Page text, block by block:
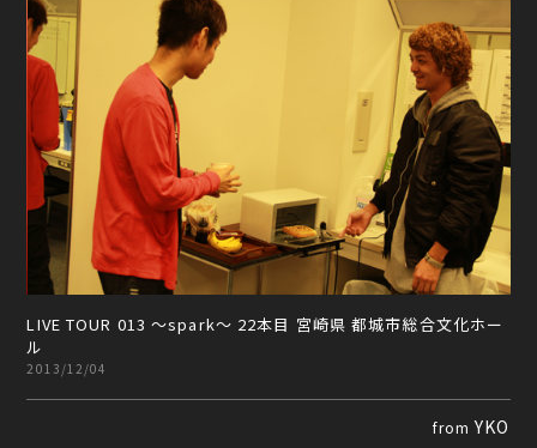
LIVE TOUR 013 ～spark～ 22本目 宮崎県 都城市総合文化ホー
ル
2013/12/04
fromYKO